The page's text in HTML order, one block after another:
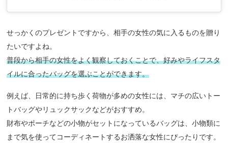
せっかくのプレゼントですから、相手の女性の気に入るものを贈り
たいですよね。
普段から相手の女性をよく観察しておくことで、好みやライフスタ
イルに合ったバッグを選ぶことができます。
例えば、日常的に持ち歩く荷物が多めの女性には、マチの広いトー
トバッグやリュックサックなどがおすすめ。
財布やポーチなどの小物がセットになっているバッグは、小物類に
まで気を使ってコーディネートするお洒落な女性にぴったりです。